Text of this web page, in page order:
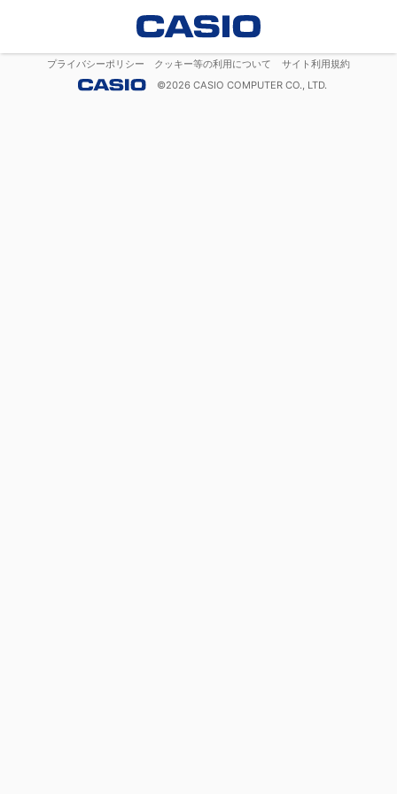
プライバシーポリシー クッキー等の利用について
サイト利用規約
©2026 CASIO COMPUTER CO., LTD.